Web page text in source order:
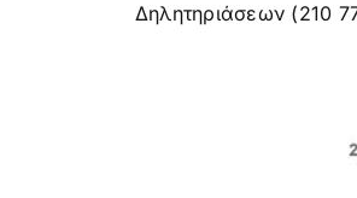
Δηλητηριάσεων (210